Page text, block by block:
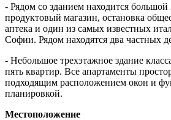
- Рядом со зданием находится большой
продуктовый магазин, остановка
аптека и один из самых известных
Софии. Рядом находятся два частных
- Небольшое трехэтажное здание
пять квартир. Все апартаменты
подходящим расположением окон и
планировкой.
Местоположение